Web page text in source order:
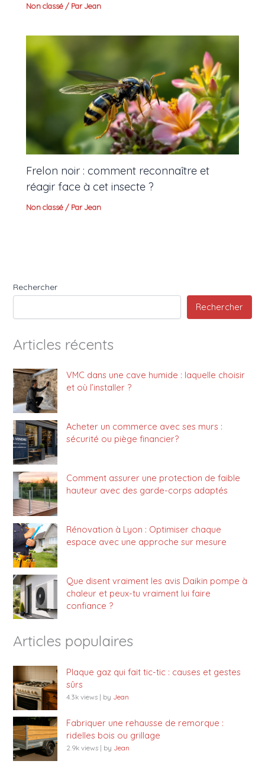
Non classé / ParJean
Frelon noir : comment reconnaître et
réagir face à cet insecte ?
Non classé / ParJean
Rechercher
Rechercher
Articles récents
VMC dans une cave humide : laquelle choisir
et où l’installer ?
Acheter un commerce avec ses murs :
sécurité ou piège financier?
Comment assurer une protection de faible
hauteur avec des garde-corps adaptés
Rénovation à Lyon : Optimiser chaque
espace avec une approche sur mesure
Que disent vraiment les avis Daikin pompe à
chaleur et peux-tu vraiment lui faire
confiance ?
Articles populaires
Plaque gaz qui fait tic-tic : causes et gestes
sûrs
4.3k views | by Jean
Fabriquer une rehausse de remorque :
ridelles bois ou grillage
2.9k views | by Jean